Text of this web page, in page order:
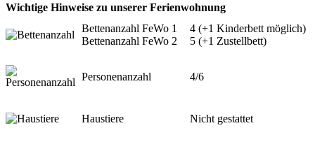
Wichtige Hinweise zu unserer Ferienwohnung
Bettenanzahl FeWo 1
Bettenanzahl FeWo 2
4 (+1 Kinderbett möglich)
5 (+1 Zustellbett)
Personenanzahl 4/6
Haustiere Nicht gestattet